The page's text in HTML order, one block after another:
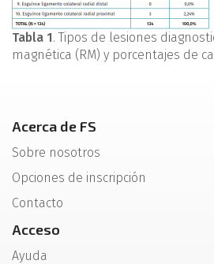
Tabla 1. Tipos de lesiones
magnética (RM) y porcentajes de
Acerca de FS
Sobre nosotros
Opciones de inscripción
Contacto
Acceso
Ayuda